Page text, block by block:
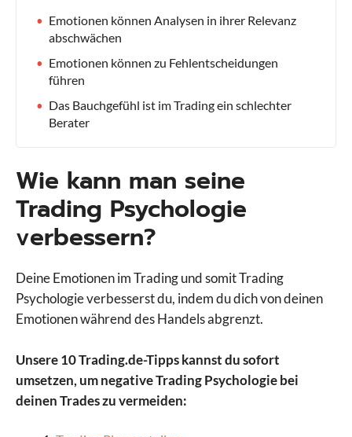
Emotionen können Analysen in ihrer Relevanz
abschwächen
Emotionen können zu Fehlentscheidungen
führen
Das Bauchgefühl ist im Trading ein schlechter
Berater
Wie kann man seine
Trading Psychologie
verbessern?
Deine Emotionen im Trading und somit Trading
Psychologie verbesserst du, indem du dich von deinen
Emotionen während des Handels abgrenzt.
Unsere 10 Trading.de-Tipps kannst du sofort
umsetzen, um negative Trading Psychologie bei
deinen Trades zu vermeiden: